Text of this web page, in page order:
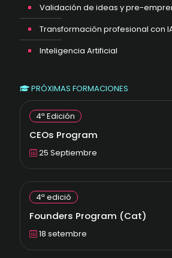
Validación de ideas y pre-
Transformación profesional con
Inteligencia Artificial
PRÓXIMAS FORMACIONES
4ª Edición
CEOs Program
25 Septiembre
4ª edició
Founders Program (Cat)
18 setembre